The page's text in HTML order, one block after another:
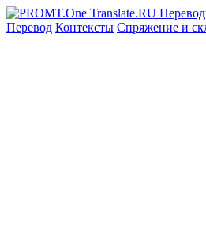
Перевод Контексты Спряжение и